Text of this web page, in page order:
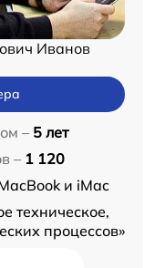
Иванов
– 5 лет
– 1 120
и iMac
техническое,
процессов»